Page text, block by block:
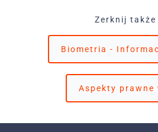
Zerknij także
Biometria -
Aspekty prawne